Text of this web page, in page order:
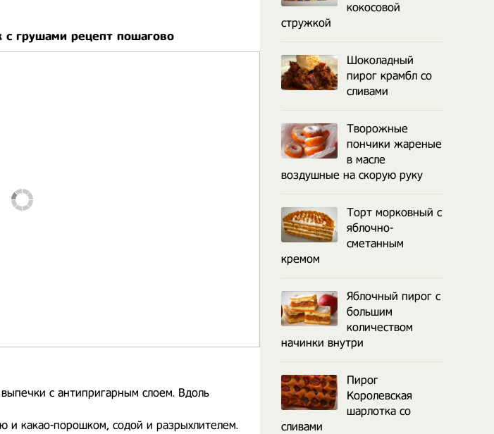
с грушами рецепт пошагово
с антипригарным слоем. Вдоль
и какао-порошком, содой и разрыхлителем.
кокосовой
стружкой
Шоколадный
пирог крамбл со
сливами
Творожные
пончики жареные
в масле
воздушные на скорую руку
Торт морковный с
яблочно-
сметанным
кремом
Яблочный пирог с
большим
количеством
начинки внутри
Пирог
Королевская
шарлотка со
сливами